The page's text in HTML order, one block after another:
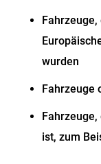
wurden
Fahrzeuge
ist, zum